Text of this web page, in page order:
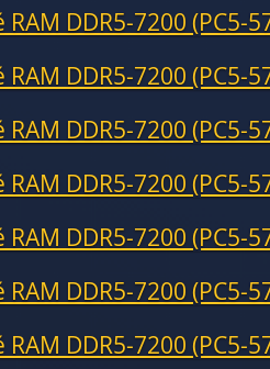
DDR5-7200 (PC5-
DDR5-7200 (PC5-
DDR5-7200 (PC5-
DDR5-7200 (PC5-
DDR5-7200 (PC5-
DDR5-7200 (PC5-
DDR5-7200 (PC5-